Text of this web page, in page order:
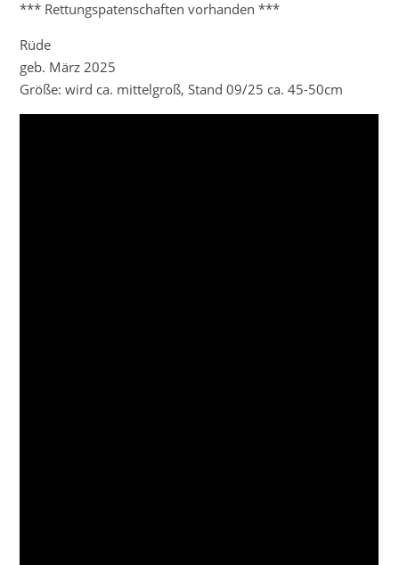
*** Rettungspatenschaften vorhanden ***
Rüde
geb. März 2025
Größe: wird ca. mittelgroß, Stand 09/25 ca. 45-50cm